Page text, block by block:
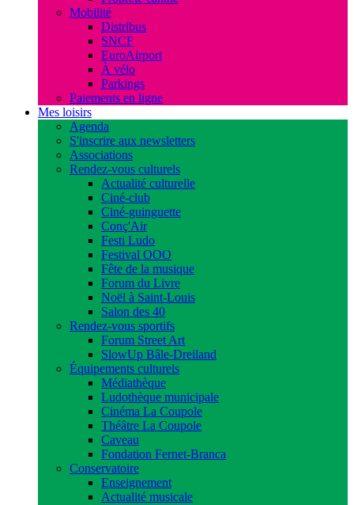
Mobilité
Distribus
SNCF
EuroAirport
À vélo
Parkings
Paiements en ligne
Mes loisirs
Agenda
S'inscrire aux newsletters
Associations
Rendez-vous culturels
Actualité culturelle
Ciné-club
Ciné-guinguette
Conç'Air
Festi Ludo
Festival OOO
Fête de la musique
Forum du Livre
Noël à Saint-Louis
Salon des 40
Rendez-vous sportifs
Forum Street Art
SlowUp Bâle-Dreiland
Équipements culturels
Médiathèque
Ludothèque municipale
Cinéma La Coupole
Théâtre La Coupole
Caveau
Fondation Fernet-Branca
Conservatoire
Enseignement
Actualité musicale